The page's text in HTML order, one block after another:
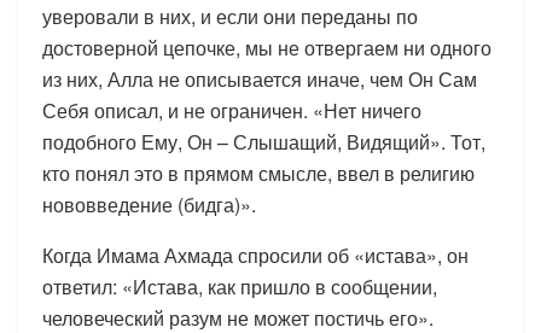
уверовали в них, и если они переданы по
достоверной цепочке, мы не отвергаем ни одного
из них, Алла не описывается иначе, чем Он Сам
Себя описал, и не ограничен. «Нет ничего
подобного Ему, Он – Слышащий, Видящий». Тот,
кто понял это в прямом смысле, ввел в религию
нововведение (бидга)».
Когда Имама Ахмада спросили об «истава», он
ответил: «Истава, как пришло в сообщении,
человеческий разум не может постичь его».